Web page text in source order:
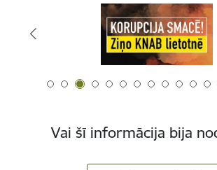
Vai šī informācija bija